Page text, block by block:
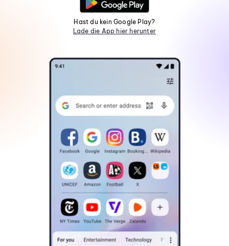
Hast du kein Google Play?
Lade die App hier herunter